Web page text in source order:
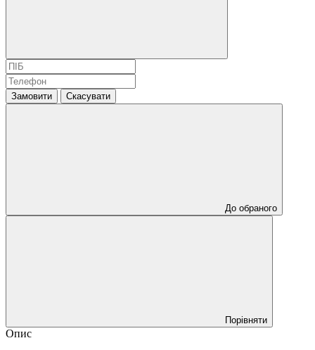
Замовити Скасувати
До обраного
Порівняти
Опис